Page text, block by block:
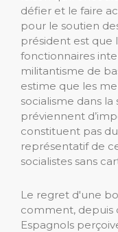
défier et le faire
pour le soutien
président est que
fonctionnaires
militantisme de
estime que les
socialisme dans la
préviennent
constituent pas
représentatif de
socialistes sans
Le regret d'une
comment, depuis
Espagnols